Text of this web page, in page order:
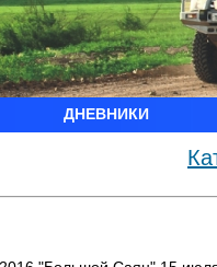
ДНЕВНИКИ